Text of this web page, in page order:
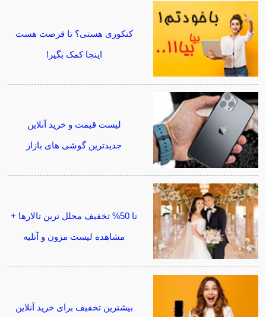
کنکوری هستی؟ تا فرصت هست
اینجا کمک بگیر!
لیست قیمت و خرید آنلاین
جدیدترین گوشی های بازار
تا 50% تخفیف مجلل ترین تالارها +
مشاهده لیست مزون و آتلیه
بیشترین تخفیف برای خرید آنلاین